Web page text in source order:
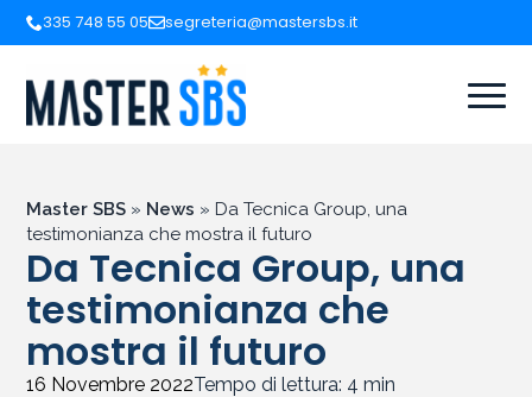
335 748 55 05 segreteria@mastersbs.it
Master SBS » News » Da Tecnica Group, una
testimonianza che mostra il futuro
Da Tecnica Group, una
testimonianza che
mostra il futuro
16 Novembre 2022Tempo di lettura: 4 min